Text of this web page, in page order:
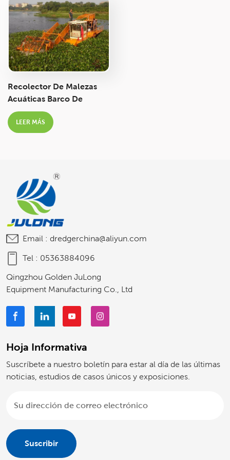
Recolector De Malezas
Acuáticas Barco De
Limpieza De Agua Barco
Desnatador De Basura
LEER MÁS
Email : dredgerchina@aliyun.com
Tel : 05363884096
Qingzhou Golden JuLong
Equipment Manufacturing Co., Ltd
Hoja Informativa
Suscríbete a nuestro boletín para estar al día de las últimas
noticias, estudios de casos únicos y exposiciones.